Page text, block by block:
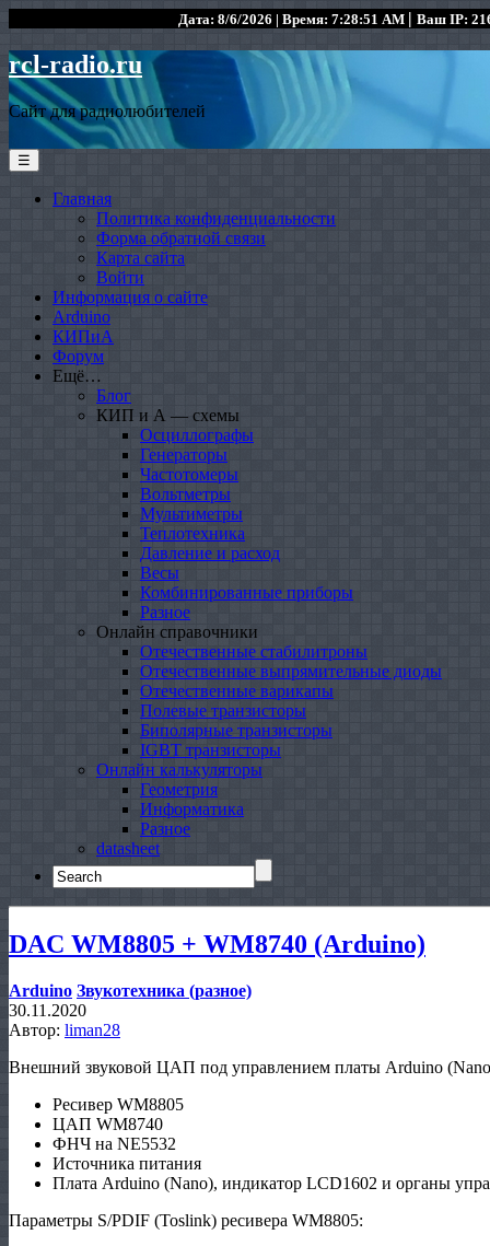
Дата: 8/6/2026 | Время: 7:28:51 AM | Ваш IP:
rcl-radio.ru
Сайт для радиолюбителей
☰
Главная
Политика конфиденциальности
Форма обратной связи
Карта сайта
Войти
Информация о сайте
Arduino
КИПиА
Форум
Ещё…
Блог
КИП и А — схемы
Осциллографы
Генераторы
Частотомеры
Вольтметры
Мультиметры
Теплотехника
Давление и расход
Весы
Комбинированные приборы
Разное
Онлайн справочники
Отечественные стабилитроны
Отечественные выпрямительные диоды
Отечественные варикапы
Полевые транзисторы
Биполярные транзисторы
IGBT транзисторы
Онлайн калькуляторы
Геометрия
Информатика
Разное
datasheet
Search
for:
DAC WM8805 + WM8740 (Arduino)
Arduino Звукотехника (разное)
30.11.2020
Автор: liman28
Внешний звуковой ЦАП под управлением платы Arduino
Ресивер WM8805
ЦАП WM8740
ФНЧ на NE5532
Источника питания
Плата Arduino (Nano), индикатор LCD1602 и органы
Параметры S/PDIF (Toslink) ресивера WM8805: